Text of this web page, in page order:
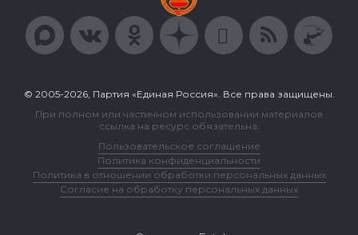
© 2005-2026, Партия «Единая Россия». Все права защищены.
При полном или частичном использовании материалов
ссылка на ресурс обязательна.
Пользовательское соглашение
Политика конфиденциальности
Политика в отношении обработки персональных данных
Согласие на обработку персональных данных